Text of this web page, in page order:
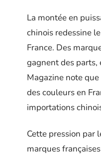
La montée en
chinois redessine
France. Des
gagnent des parts,
Magazine note
des couleurs en
importations
Cette pression par
marques